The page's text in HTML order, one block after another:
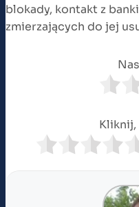
blokady, kontakt z
zmierzających do jej